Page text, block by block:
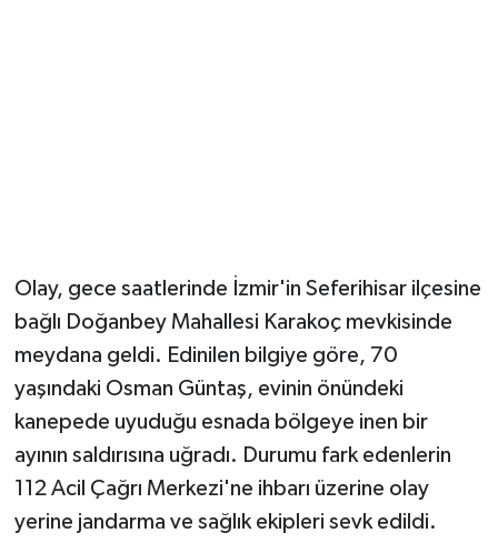
Olay, gece saatlerinde İzmir'in Seferihisar ilçesine
bağlı Doğanbey Mahallesi Karakoç mevkisinde
meydana geldi. Edinilen bilgiye göre, 70
yaşındaki Osman Güntaş, evinin önündeki
kanepede uyuduğu esnada bölgeye inen bir
ayının saldırısına uğradı. Durumu fark edenlerin
112 Acil Çağrı Merkezi'ne ihbarı üzerine olay
yerine jandarma ve sağlık ekipleri sevk edildi.